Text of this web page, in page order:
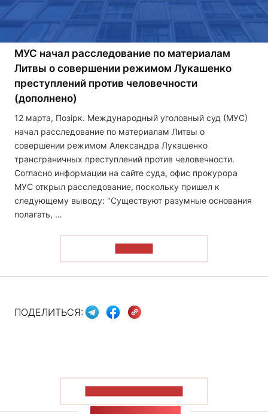
МУС начал расследование по материалам
Литвы о совершении режимом Лукашенко
преступлений против человечности
(дополнено)
12 марта, Позірк. Международный уголовный суд (МУС)
начал расследование по материалам Литвы о
совершении режимом Александра Лукашенко
трансграничных преступлений против человечности.
Согласно информации на сайте суда, офис прокурора
МУС открыл расследование, поскольку пришел к
следующему выводу: "Существуют разумные основания
полагать, …
ПОДЕЛИТЬСЯ: